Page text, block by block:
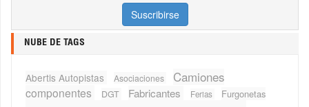
NUBE DE TAGS
Abertis Autopistas Asociaciones Camiones
componentes DGT Fabricantes Ferias Furgonetas